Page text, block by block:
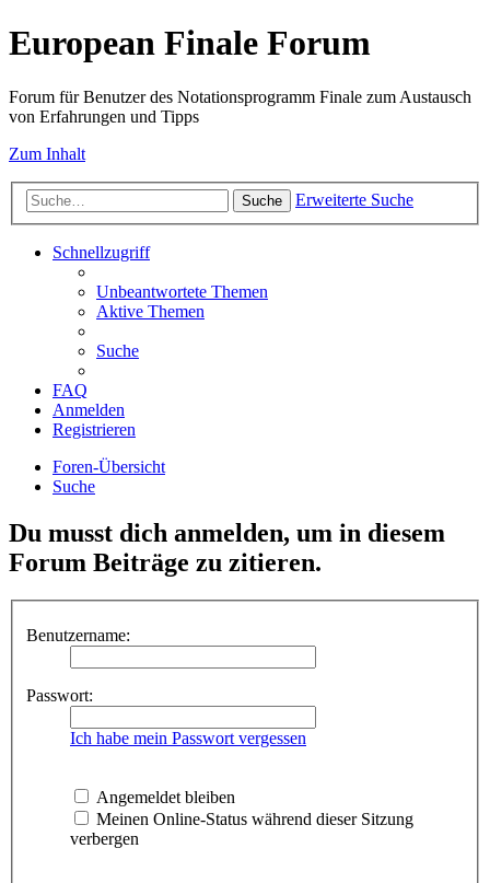
European Finale Forum
Forum für Benutzer des Notationsprogramm Finale zum Austausch
von Erfahrungen und Tipps
Zum Inhalt
Suche Erweiterte Suche
Schnellzugriff
Unbeantwortete Themen
Aktive Themen
Suche
FAQ
Anmelden
Registrieren
Foren-Übersicht
Suche
Du musst dich anmelden, um in diesem
Forum Beiträge zu zitieren.
Benutzername:
Passwort:
Ich habe mein Passwort vergessen
Angemeldet bleiben
Meinen Online-Status während dieser Sitzung
verbergen